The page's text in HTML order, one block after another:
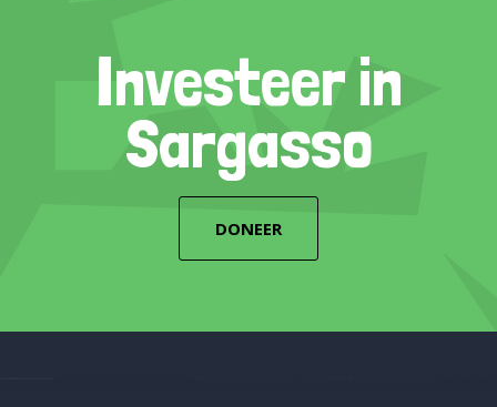
Investeer in
Sargasso
DONEER